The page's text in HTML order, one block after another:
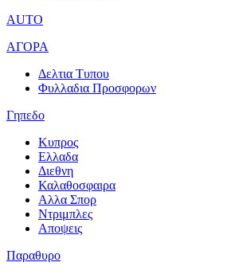
AUTO
ΑΓΟΡΑ
Δελτια Τυπου
Φυλλαδια Προσφορων
Γηπεδο
Κυπρος
Ελλαδα
Διεθνη
Καλαθοσφαιρα
Αλλα Σπορ
Ντριμπλες
Αποψεις
Παραθυρο